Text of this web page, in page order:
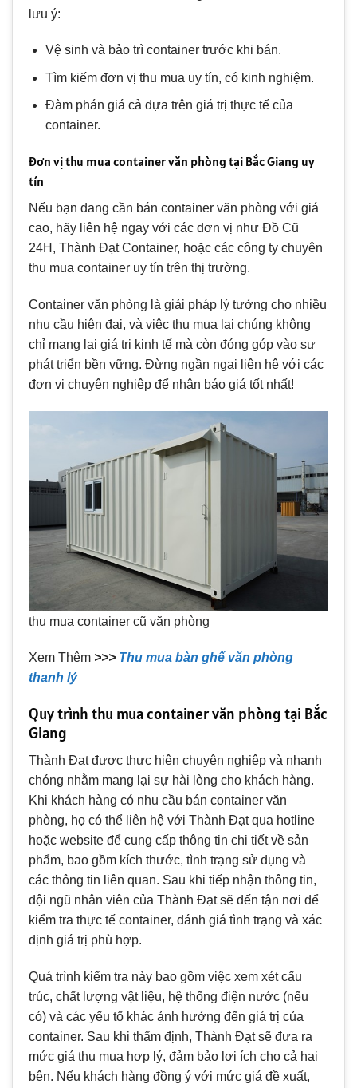
lưu ý:
Vệ sinh và bảo trì container trước khi bán.
Tìm kiếm đơn vị thu mua uy tín, có kinh nghiệm.
Đàm phán giá cả dựa trên giá trị thực tế của
container.
Đơn vị thu mua container văn phòng tại Bắc Giang uy
tín
Nếu bạn đang cần bán container văn phòng với giá
cao, hãy liên hệ ngay với các đơn vị như Đồ Cũ
24H, Thành Đạt Container, hoặc các công ty chuyên
thu mua container uy tín trên thị trường.
Container văn phòng là giải pháp lý tưởng cho nhiều
nhu cầu hiện đại, và việc thu mua lại chúng không
chỉ mang lại giá trị kinh tế mà còn đóng góp vào sự
phát triển bền vững. Đừng ngần ngại liên hệ với các
đơn vị chuyên nghiệp để nhận báo giá tốt nhất!
thu mua container cũ văn phòng
Xem Thêm >>> Thu mua bàn ghế văn phòng
thanh lý
Quy trình thu mua container văn phòng tại Bắc
Giang
Thành Đạt được thực hiện chuyên nghiệp và nhanh
chóng nhằm mang lại sự hài lòng cho khách hàng.
Khi khách hàng có nhu cầu bán container văn
phòng, họ có thể liên hệ với Thành Đạt qua hotline
hoặc website để cung cấp thông tin chi tiết về sản
phẩm, bao gồm kích thước, tình trạng sử dụng và
các thông tin liên quan. Sau khi tiếp nhận thông tin,
đội ngũ nhân viên của Thành Đạt sẽ đến tận nơi để
kiểm tra thực tế container, đánh giá tình trạng và xác
định giá trị phù hợp.
Quá trình kiểm tra này bao gồm việc xem xét cấu
trúc, chất lượng vật liệu, hệ thống điện nước (nếu
có) và các yếu tố khác ảnh hưởng đến giá trị của
container. Sau khi thẩm định, Thành Đạt sẽ đưa ra
mức giá thu mua hợp lý, đảm bảo lợi ích cho cả hai
bên. Nếu khách hàng đồng ý với mức giá đề xuất,